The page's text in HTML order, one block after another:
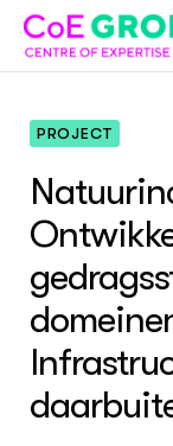
COE GROEN
Over
Projecten
Thema's
PROJECT